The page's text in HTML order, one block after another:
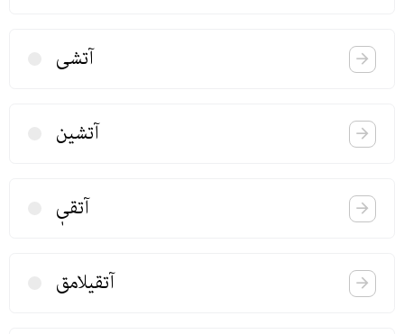
آتشی
آتشین
آتقیٖ
آتقیلامق